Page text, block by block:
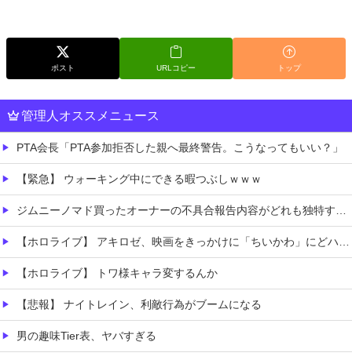
ポスト URLコピー トップ
管理人オススメニュース
PTA会長「PTA参加拒否した親へ最終警告。こうなってもいい？」
【緊急】 ウォーキング中にできる暇つぶしｗｗｗ
ジムニーノマド買ったオーナーの不具合報告内容がどれも独特すぎる模様…
【ホロライブ】 アキロゼ、映画をきっかけに「ちいかわ」にどハマり「今では毎晩1時間くらい見ながら入眠しています」
【ホロライブ】 トワ様キャラ変するんか
【悲報】 ナイトレイン、利敵行為がブームになる
男の趣味Tier表、ヤバすぎる